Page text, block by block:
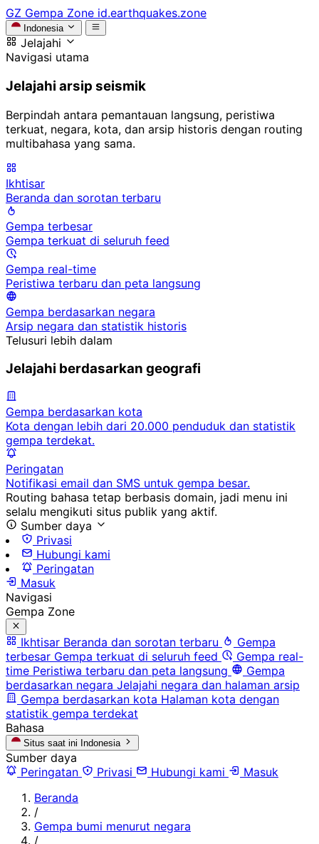
GZ Gempa Zone id.earthquakes.zone
Indonesia
Jelajahi
Navigasi utama
Jelajahi arsip seismik
Berpindah antara pemantauan langsung, peristiwa
terkuat, negara, kota, dan arsip historis dengan routing
multibahasa yang sama.
Ikhtisar
Beranda dan sorotan terbaru
Gempa terbesar
Gempa terkuat di seluruh feed
Gempa real-time
Peristiwa terbaru dan peta langsung
Gempa berdasarkan negara
Arsip negara dan statistik historis
Telusuri lebih dalam
Jelajahi berdasarkan geografi
Gempa berdasarkan kota
Kota dengan lebih dari 20.000 penduduk dan statistik
gempa terdekat.
Peringatan
Notifikasi email dan SMS untuk gempa besar.
Routing bahasa tetap berbasis domain, jadi menu ini
selalu mengikuti situs publik yang aktif.
Sumber daya
Privasi
Hubungi kami
Peringatan
Masuk
Navigasi
Gempa Zone
Ikhtisar Beranda dan sorotan terbaru
Gempa
terbesar Gempa terkuat di seluruh feed
Gempa real-
time Peristiwa terbaru dan peta langsung
Gempa
berdasarkan negara Jelajahi negara dan halaman arsip
Gempa berdasarkan kota Halaman kota dengan
statistik gempa terdekat
Bahasa
Situs saat ini Indonesia
Sumber daya
Peringatan
Privasi Hubungi kami
Masuk
Beranda
/
Gempa bumi menurut negara
/